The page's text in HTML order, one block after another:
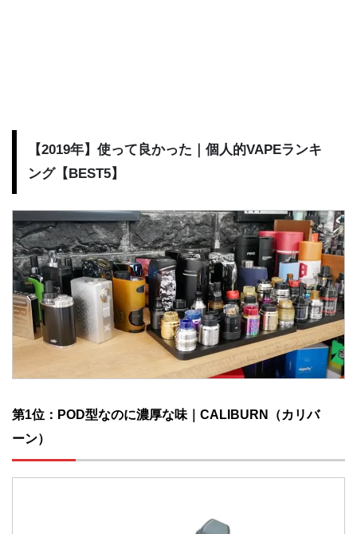
【2019年】使って良かった｜個人的VAPEランキ
ング【BEST5】
第1位：POD型なのに濃厚な味｜CALIBURN（カリバ
ーン）